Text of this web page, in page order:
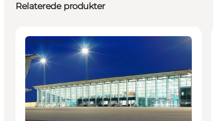
Relaterede produkter
Transport